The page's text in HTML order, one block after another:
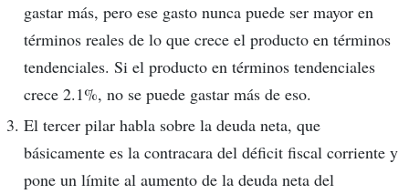
gastar más, pero ese gasto nunca puede ser mayor en
términos reales de lo que crece el producto en términos
tendenciales. Si el producto en términos tendenciales
crece 2.1%, no se puede gastar más de eso.
El tercer pilar habla sobre la deuda neta, que
básicamente es la contracara del déficit fiscal corriente y
pone un límite al aumento de la deuda neta del